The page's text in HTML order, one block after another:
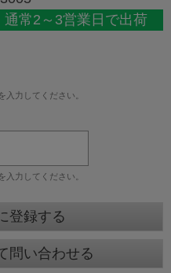
通常2～3営業日で出荷
力してください。
力してください。
登録する
問い合わせる